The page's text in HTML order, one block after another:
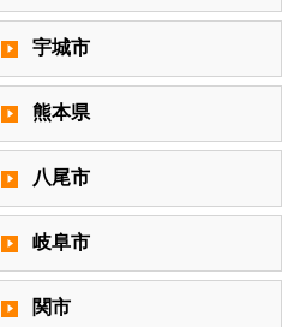
宇城市
熊本県
八尾市
岐阜市
関市